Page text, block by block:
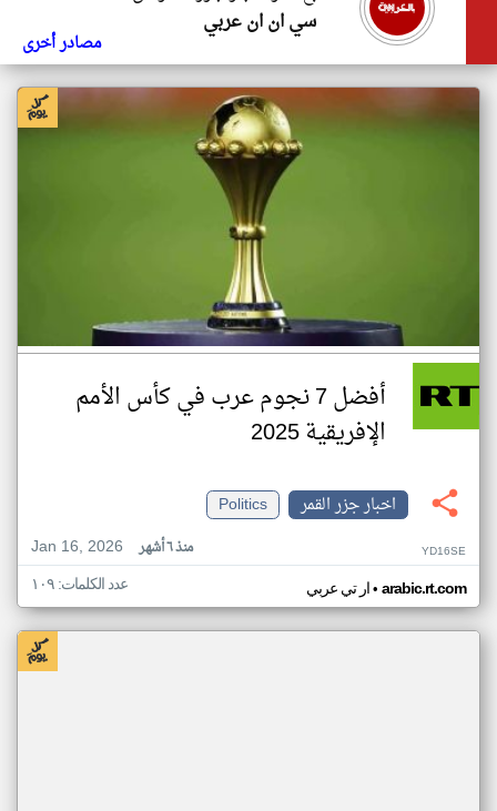
سي ان ان عربي
مصادر أخرى
أفضل 7 نجوم عرب في كأس الأمم
الإفريقية 2025
اخبار جزر القمر
Politics
Jan 16, 2026
منذ ٦ أشهر YD16SE
ار تي عربي• arabic.rt.com عدد الكلمات: ١٠٩